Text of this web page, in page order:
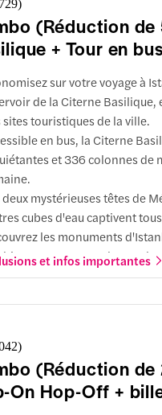
l'horloge de Dolmabahçe
à pied
naval
s'y rendre
naval
de Beylerbeyi
s'y rendre
de Beylerbeyi
à pied
de Çamlıca
à pied
de Beşiktaş
s'y rendre
Sultanahmet
s'y rendre
s'y rendre
et Fener
)
(Réduction
+ Tour en
sur votre voyage à
de la Citerne
sites touristiques de la ville.
en bus, la Citerne
et 336 colonnes
deux mystérieuses têtes de
cubes d'eau captivent
les monuments
en montant et
les 30 minutes.
et infos importantes
)
(Réduction de
On Hop-Off +